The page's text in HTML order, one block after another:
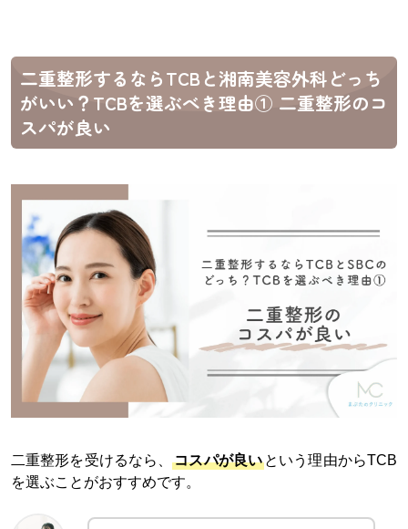
二重整形するならTCBと湘南美容外科どっち
がいい？TCBを選ぶべき理由① 二重整形のコ
スパが良い
二重整形を受けるなら、コスパが良い という理由からTCB
を選ぶことがおすすめです。